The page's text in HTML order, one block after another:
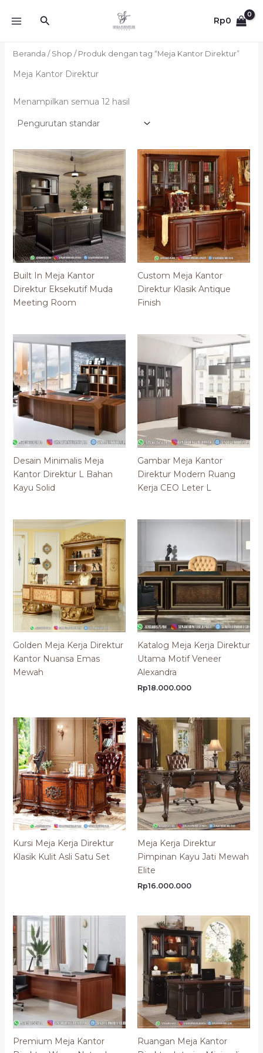
Cari Rp0
Beranda / Shop / Produk dengan tag “Meja Kantor Direktur”
Meja Kantor Direktur
Menampilkan semua 12 hasil
Built In Meja Kantor
Direktur Eksekutif Muda
Meeting Room
Custom Meja Kantor
Direktur Klasik Antique
Finish
Desain Minimalis Meja
Kantor Direktur L Bahan
Kayu Solid
Gambar Meja Kantor
Direktur Modern Ruang
Kerja CEO Leter L
Golden Meja Kerja Direktur
Kantor Nuansa Emas
Mewah
Katalog Meja Kerja Direktur
Utama Motif Veneer
Alexandra
Rp18.000.000
Kursi Meja Kerja Direktur
Klasik Kulit Asli Satu Set
Meja Kerja Direktur
Pimpinan Kayu Jati Mewah
Elite
Rp16.000.000
Premium Meja Kantor
Ruangan Meja Kantor